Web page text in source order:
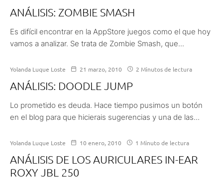
ANÁLISIS: ZOMBIE SMASH
Es difícil encontrar en la AppStore juegos como el que hoy
vamos a analizar. Se trata de Zombie Smash, que...
Yolanda Luque Loste 21 marzo, 2010 2 Minutos de lectura
ANÁLISIS: DOODLE JUMP
Lo prometido es deuda. Hace tiempo pusimos un botón
en el blog para que hicierais sugerencias y una de las...
Yolanda Luque Loste 10 enero, 2010 1 Minuto de lectura
ANÁLISIS DE LOS AURICULARES IN-EAR
ROXY JBL 250